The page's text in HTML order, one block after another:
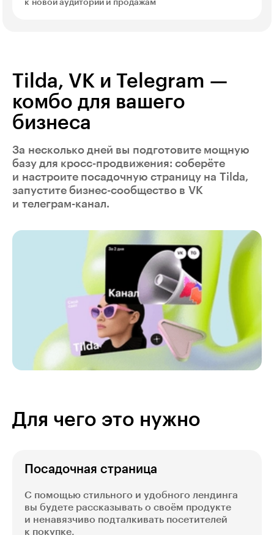
к новой аудитории и продажам
Tilda, VK и Telegram —
комбо для вашего
бизнеса
За несколько дней вы подготовите мощную
базу для кросс-продвижения: соберёте
и настроите посадочную страницу на Tilda,
запустите бизнес-сообщество в VK
и телеграм-канал.
Для чего это нужно
Посадочная страница
С помощью стильного и удобного лендинга
вы будете рассказывать о своём продукте
и ненавязчиво подталкивать посетителей
к покупке.